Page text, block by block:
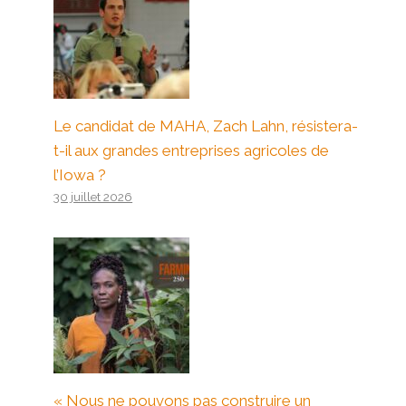
Le candidat de MAHA, Zach Lahn, résistera-
t-il aux grandes entreprises agricoles de
l’Iowa ?
30 juillet 2026
« Nous ne pouvons pas construire un